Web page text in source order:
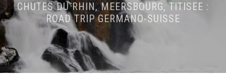
CHUTES DU RHIN, MEERSBOURG, TITISEE :
ROAD TRIP GERMANO-SUISSE